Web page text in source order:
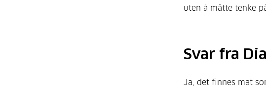
uten å måtte tenke
Svar fra
Ja, det finnes mat